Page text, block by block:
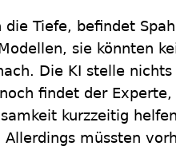
Tiefe, befindet
sie könnten
Die KI stelle
findet der
kurzzeitig
müssten